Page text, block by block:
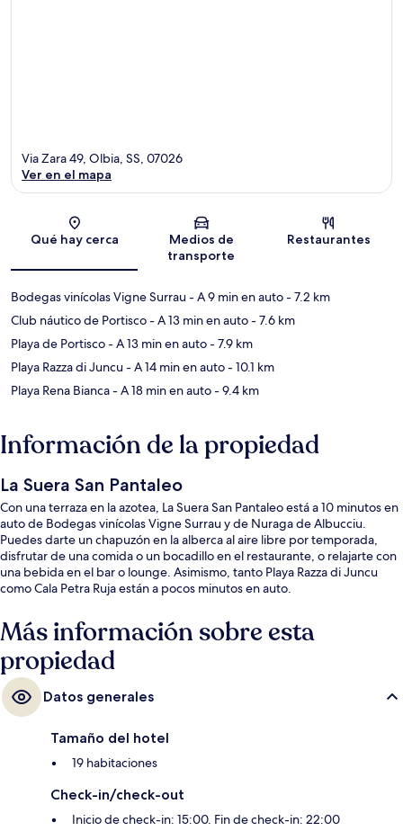
Sección del mapa
Via Zara 49, Olbia, SS, 07026
Ver en el mapa
Qué hay cerca
Medios de
transporte
Restaurantes
Bodegas vinícolas Vigne Surrau- A 9 min en auto- 7.2 km
Club náutico de Portisco- A 13 min en auto- 7.6 km
Playa de Portisco- A 13 min en auto- 7.9 km
Playa Razza di Juncu- A 14 min en auto- 10.1 km
Playa Rena Bianca- A 18 min en auto- 9.4 km
Información de la propiedad
La Suera San Pantaleo
Con una terraza en la azotea, La Suera San Pantaleo está a 10 minutos en
auto de Bodegas vinícolas Vigne Surrau y de Nuraga de Albucciu.
Puedes darte un chapuzón en la alberca al aire libre por temporada,
disfrutar de una comida o un bocadillo en el restaurante, o relajarte con
una bebida en el bar o lounge. Asimismo, tanto Playa Razza di Juncu
como Cala Petra Ruja están a pocos minutos en auto.
Más información sobre esta
propiedad
Datos generales
Tamaño del hotel
19 habitaciones
Check-in/check-out
Inicio de check-in: 15:00. Fin de check-in: 22:00